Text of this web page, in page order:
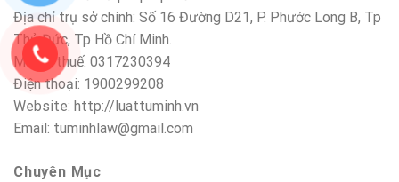
Địa chỉ trụ sở chính: Số 16 Đường D21, P. Phước Long B, Tp
Thủ Đức, Tp Hồ Chí Minh.
Mã số thuế: 0317230394
Điện thoại: 1900299208
Website: http://luattuminh.vn
Email: tuminhlaw@gmail.com
Chuyên Mục